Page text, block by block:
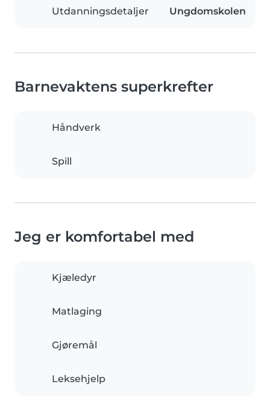
Utdanningsdetaljer Ungdomskolen
Barnevaktens superkrefter
Håndverk
Spill
Jeg er komfortabel med
Kjæledyr
Matlaging
Gjøremål
Leksehjelp